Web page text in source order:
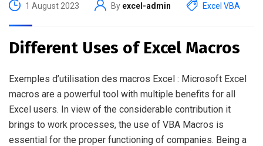
1 August 2023 By excel-admin Excel VBA
Different Uses of Excel Macros
Exemples d’utilisation des macros Excel : Microsoft Excel
macros are a powerful tool with multiple benefits for all
Excel users. In view of the considerable contribution it
brings to work processes, the use of VBA Macros is
essential for the proper functioning of companies. Being a